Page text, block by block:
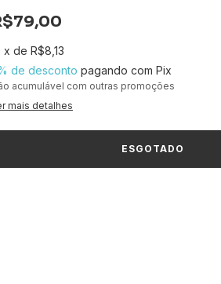
x de R$8,13
de desconto pagando com Pix
acumulável com outras promoções
mais detalhes